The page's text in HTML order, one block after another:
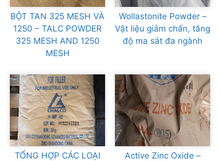
BỘT TAN 325 MESH VÀ
1250 – TALC POWDER
325 MESH AND 1250
MESH
Wollastonite Powder –
Vật liệu giảm chấn, tăng
độ ma sát đa ngành
TỔNG HỢP CÁC LOẠI
Active Zinc Oxide –